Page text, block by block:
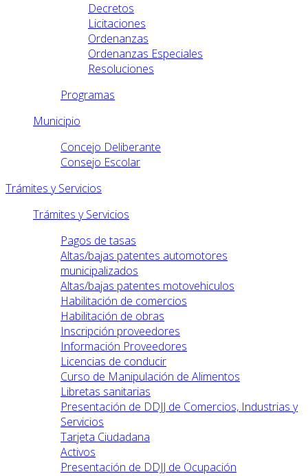
Decretos
Licitaciones
Ordenanzas
Ordenanzas Especiales
Resoluciones
Programas
Municipio
Concejo Deliberante
Consejo Escolar
Trámites y Servicios
Trámites y Servicios
Pagos de tasas
Altas/bajas patentes automotores
municipalizados
Altas/bajas patentes motovehiculos
Habilitación de comercios
Habilitación de obras
Inscripción proveedores
Información Proveedores
Licencias de conducir
Curso de Manipulación de Alimentos
Libretas sanitarias
Presentación de DDJJ de Comercios, Industrias y
Servicios
Tarjeta Ciudadana
Activos
Presentación de DDJJ de Ocupación